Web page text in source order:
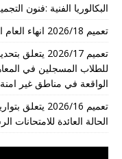
البكالوريا الفنية :فنون
تعميم 2026/18 انهاء العام الدراسي 2026/2025
تعميم 2026/17
للطلاب المسجلين في
الواقعة في مناطق غير امنة
تعميم 2026/16
الحالة العائدة للامتحانات